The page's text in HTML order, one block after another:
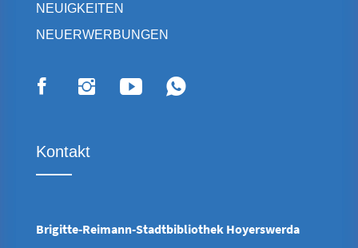
NEUIGKEITEN
NEUERWERBUNGEN
Kontakt
Brigitte-Reimann-Stadtbibliothek Hoyerswerda